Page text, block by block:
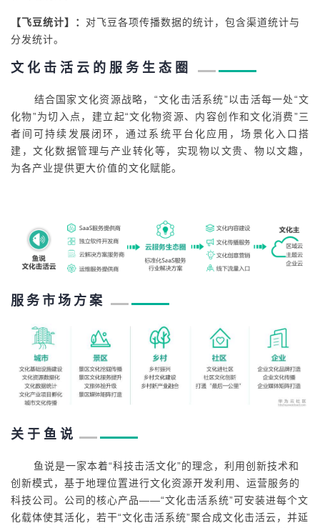
【飞豆统计】： 对飞豆各项传播数据的统计，包含渠道统计与
分发统计。
文 化 击 活 云 的 服 务 生 态 圈
结合国家文化资源战略，“文化击活系统”以击活每一处“文
化物”为切入点，建立起“文化物资源、内容创作和文化消费”三
者间可持续发展闭环，通过系统平台化应用，场景化入口搭
建，文化数据管理与产业转化等，实现物以文贵、物以文趣，
为各产业提供更大价值的文化赋能。
服 务 市 场 方 案
关 于 鱼 说
鱼说是一家本着“科技击活文化”的理念，利用创新技术和
创新模式，基于地理位置进行文化资源开发利用、运营服务的
科技公司。公司的核心产品——“文化击活系统”可安装进每个文
化载体使其活化，若干“文化击活系统”聚合成文化击活云，并延